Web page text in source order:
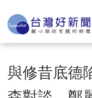
與修昔底德